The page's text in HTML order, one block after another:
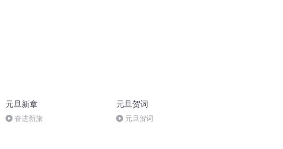
元旦新章
奋进新旅
元旦贺词
元旦贺词